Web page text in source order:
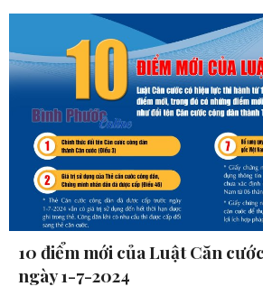
10 điểm mới của Luật Căn
ngày 1-7-2024